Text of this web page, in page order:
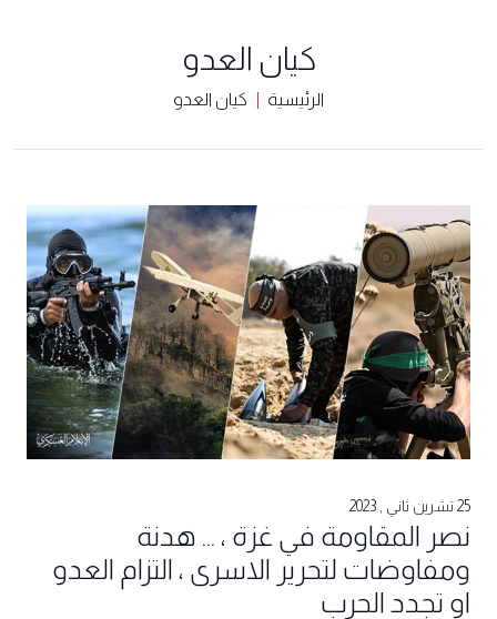
كيان العدو
الرئيسية كيان العدو
25 تشرين ثاني , 2023
نصر المقاومة في غزة ، ... هدنة
ومفاوضات لتحرير الاسرى ، التزام العدو
او تجدد الحرب